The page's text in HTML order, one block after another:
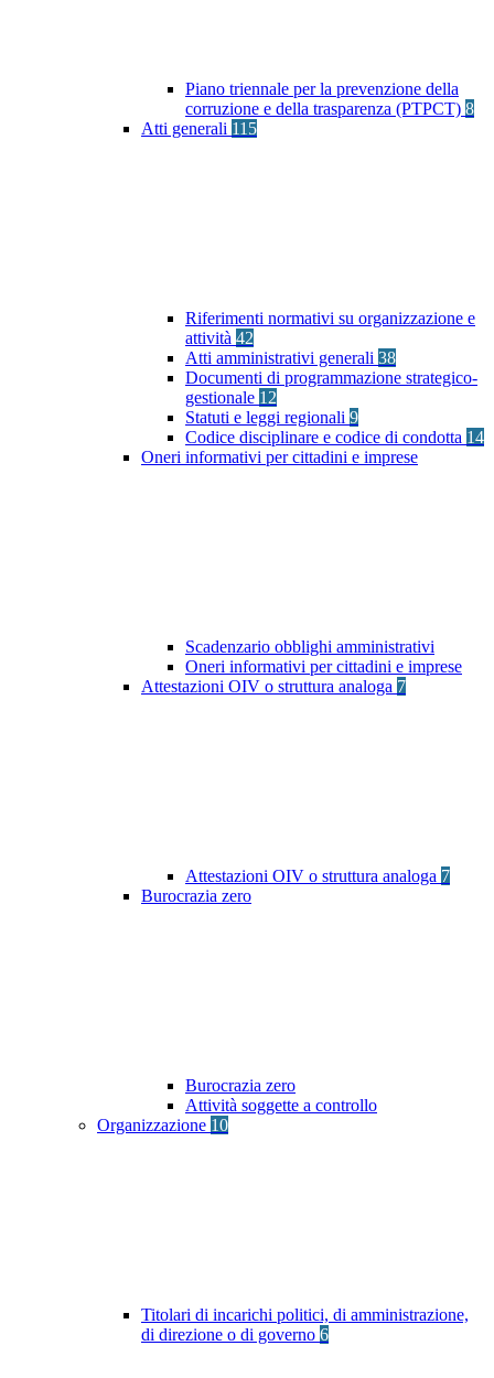
Piano triennale per la prevenzione della
corruzione e della trasparenza (PTPCT) 8
Atti generali 115
Riferimenti normativi su organizzazione e
attività 42
Atti amministrativi generali 38
Documenti di programmazione strategico-
gestionale 12
Statuti e leggi regionali 9
Codice disciplinare e codice di condotta 14
Oneri informativi per cittadini e imprese
Scadenzario obblighi amministrativi
Oneri informativi per cittadini e imprese
Attestazioni OIV o struttura analoga 7
Attestazioni OIV o struttura analoga 7
Burocrazia zero
Burocrazia zero
Attività soggette a controllo
Organizzazione 10
Titolari di incarichi politici, di amministrazione,
di direzione o di governo 6